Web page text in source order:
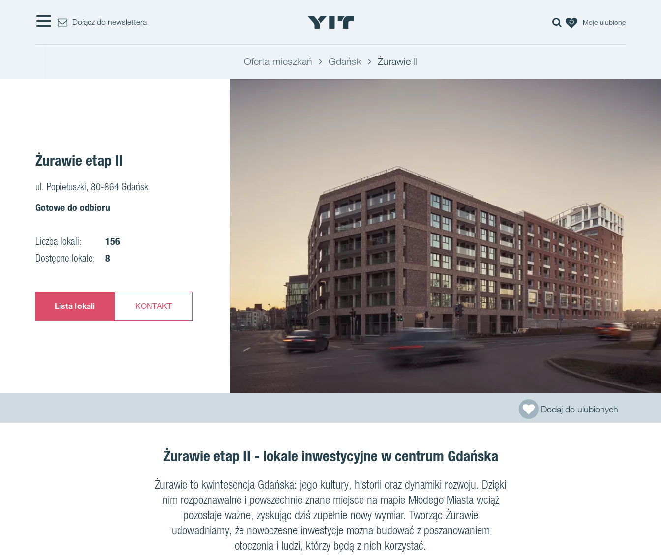
Dołącz do newslettera Moje ulubione
Oferta mieszkań Gdańsk Żurawie II
Żurawie etap II
ul. Popiełuszki, 80-864 Gdańsk
Gotowe do odbioru
Liczba lokali:
156
Dostępne lokale:
8
Lista lokali KONTAKT
Dodaj do ulubionych
Żurawie etap II - lokale inwestycyjne w centrum Gdańska
Żurawie to kwintesencja Gdańska: jego kultury, historii oraz dynamiki rozwoju. Dzięki
nim rozpoznawalne i powszechnie znane miejsce na mapie Młodego Miasta wciąż
pozostaje ważne, zyskując dziś zupełnie nowy wymiar. Tworząc Żurawie
udowadniamy, że nowoczesne inwestycje można budować z poszanowaniem
otoczenia i ludzi, którzy będą z nich korzystać.